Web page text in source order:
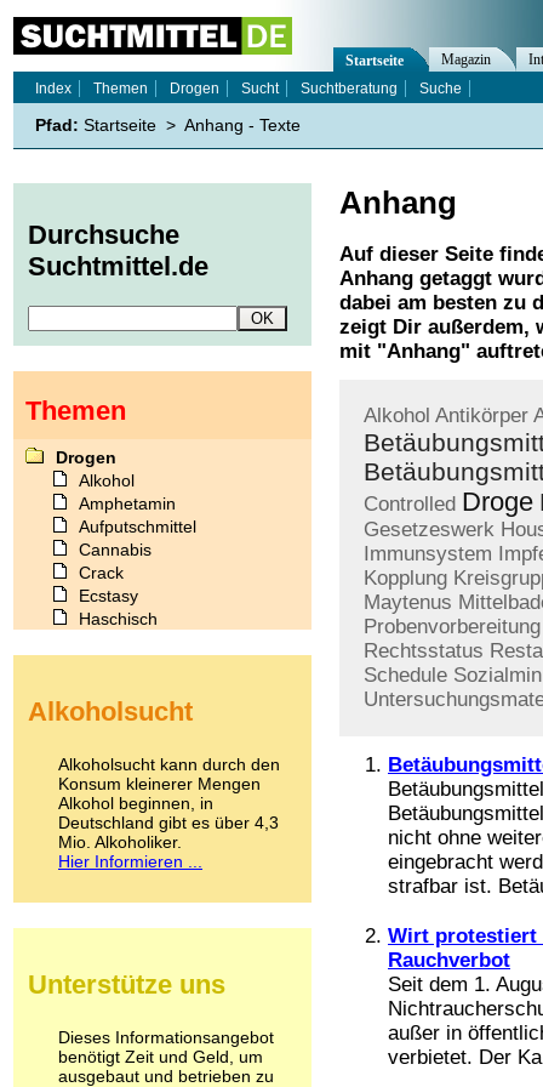
Anhang
Auf dieser Seite
Anhang getaggt
dabei am besten zu
zeigt Dir außerdem,
mit "Anhang"
Alkohol Antikörper
Controlled Droge
Gesetzeswerk
Immunsystem
Kopplung
Maytenus
Probenvorbereitung
Rechtsstatus
Schedule
nicht ohne
eingebracht
strafbar ist.
Wirt protestiert
Rauchverbot
Seit dem 1.
außer in
verbietet. Der
Startseite Magazin
Index
Themen Drogen Sucht Suchtberatung Suche
Pfad: Startseite > Anhang - Texte
Durchsuche
Suchtmittel.de
Themen
Drogen
Alkohol
Amphetamin
Aufputschmittel
Cannabis
Crack
Ecstasy
Haschisch
Kokain
LSD
Marihuana
Medikamente
Meskalin
Metamphetamin
Methadon
Pilze
Psychopharmaka
Schlafmittel
Schmerzmittel
Alkoholsucht
Alkoholsucht kann durch den
Konsum kleinerer Mengen
Alkohol beginnen, in
Deutschland gibt es über 4,3
Mio. Alkoholiker.
Hier Informieren ...
Unterstütze uns
Dieses Informationsangebot
benötigt Zeit und Geld, um
ausgebaut und betrieben zu